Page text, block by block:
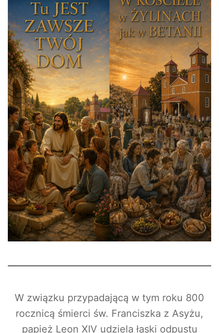
W związku przypadającą w tym roku 800
rocznicą śmierci św. Franciszka z Asyżu,
papież Leon XIV udziela łaski odpustu